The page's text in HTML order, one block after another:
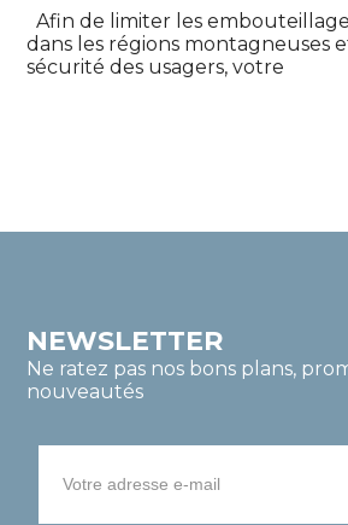
Afin de limiter les
dans les régions montagneuses
sécurité des usagers, votre
NEWSLETTER
Ne ratez pas nos bons plans,
nouveautés